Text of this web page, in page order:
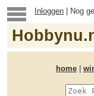
Inloggen | Nog
home